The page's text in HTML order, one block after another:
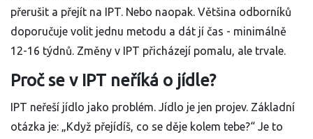
přerušit a přejít na IPT. Nebo naopak. Většina odborníků
doporučuje volit jednu metodu a dát jí čas - minimálně
12-16 týdnů. Změny v IPT přicházejí pomalu, ale trvale.
Proč se v IPT neříká o jídle?
IPT neřeší jídlo jako problém. Jídlo je jen projev. Základní
otázka je: „Když přejídíš, co se děje kolem tebe?“ Je to